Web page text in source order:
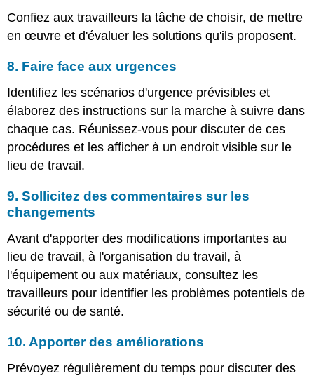
Confiez aux travailleurs la tâche de choisir, de mettre
en œuvre et d'évaluer les solutions qu'ils proposent.
8. Faire face aux urgences
Identifiez les scénarios d'urgence prévisibles et
élaborez des instructions sur la marche à suivre dans
chaque cas. Réunissez-vous pour discuter de ces
procédures et les afficher à un endroit visible sur le
lieu de travail.
9. Sollicitez des commentaires sur les
changements
Avant d'apporter des modifications importantes au
lieu de travail, à l'organisation du travail, à
l'équipement ou aux matériaux, consultez les
travailleurs pour identifier les problèmes potentiels de
sécurité ou de santé.
10. Apporter des améliorations
Prévoyez régulièrement du temps pour discuter des